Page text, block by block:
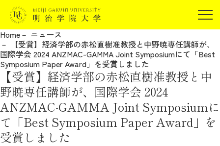
在学生の方
卒業生の方
保証人の方
企業・研究者の方
地域・一般の方
報道関係の方
JP EN
受験生の方
在学生の方
卒業生の方
保証人の方
Home
ニュース
【受賞】経済学部の赤松直樹准教授と中野暁専任講師が、
国際学会 2024 ANZMAC-GAMMA Joint Symposiumにて「Best
Symposium Paper Award」を受賞しました
【受賞】経済学部の赤松直樹准教授と中
野暁専任講師が、国際学会 2024
ANZMAC-GAMMA Joint Symposiumに
て「Best Symposium Paper Award」を
受賞しました